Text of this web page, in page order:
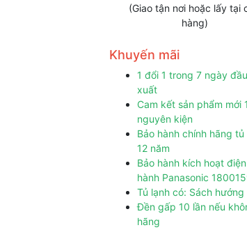
(Giao tận nơi hoặc lấy tại
hàng)
Khuyến mãi
1 đổi 1 trong 7 ngày
xuất
Cam kết sản phẩm mới
nguyên kiện
Bảo hành chính hãng
12 năm
Bảo hành kích hoạt
hành Panasonic
Tủ lạnh có: Sách
Đền gấp 10 lần nếu
hãng